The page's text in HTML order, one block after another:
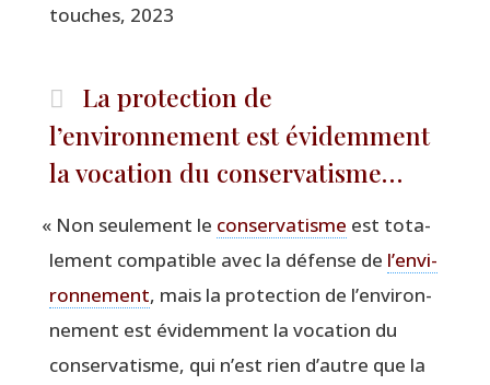
touches, 2023
La protection de
l’environnement est évidemment
la vocation du conservatisme…
« Non seule­ment le conser­va­tisme est tota­
le­ment com­pa­tible avec la défense de l’en­vi­
ron­ne­ment, mais la pro­tec­tion de l’en­vi­ron­
ne­ment est évi­dem­ment la voca­tion du
conser­va­tisme, qui n’est rien d’autre que la